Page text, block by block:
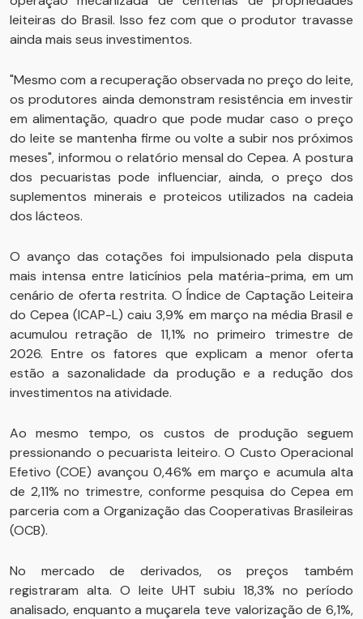
leiteiras do Brasil. Isso fez com que o produtor travasse
ainda mais seus investimentos.
"Mesmo com a recuperação observada no preço do leite,
os produtores ainda demonstram resistência em investir
em alimentação, quadro que pode mudar caso o preço
do leite se mantenha firme ou volte a subir nos próximos
meses", informou o relatório mensal do Cepea. A postura
dos pecuaristas pode influenciar, ainda, o preço dos
suplementos minerais e proteicos utilizados na cadeia
dos lácteos.
O avanço das cotações foi impulsionado pela disputa
mais intensa entre laticínios pela matéria-prima, em um
cenário de oferta restrita. O Índice de Captação Leiteira
do Cepea (ICAP-L) caiu 3,9% em março na média Brasil e
acumulou retração de 11,1% no primeiro trimestre de
2026. Entre os fatores que explicam a menor oferta
estão a sazonalidade da produção e a redução dos
investimentos na atividade.
Ao mesmo tempo, os custos de produção seguem
pressionando o pecuarista leiteiro. O Custo Operacional
Efetivo (COE) avançou 0,46% em março e acumula alta
de 2,11% no trimestre, conforme pesquisa do Cepea em
parceria com a Organização das Cooperativas Brasileiras
(OCB).
No mercado de derivados, os preços também
registraram alta. O leite UHT subiu 18,3% no período
analisado, enquanto a muçarela teve valorização de 6,1%,